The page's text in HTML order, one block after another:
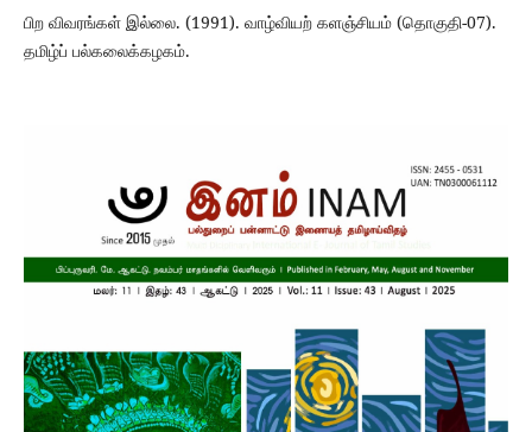
பிற விவரங்கள் இல்லை. (1991). வாழ்வியற் களஞ்சியம் (தொகுதி-07).
தமிழ்ப் பல்கலைக்கழகம்.